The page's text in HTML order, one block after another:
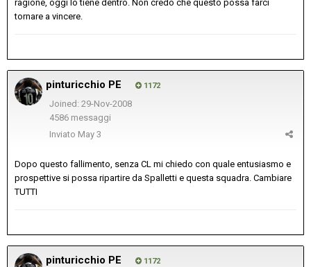
ragione, oggi lo tiene dentro. Non credo che questo possa farci
tornare a vincere.
pinturicchio PE 1172
Joined: 29-Nov-2008
4586 messaggi
Inviato May 3
Dopo questo fallimento, senza CL mi chiedo con quale entusiasmo e
prospettive si possa ripartire da Spalletti e questa squadra. Cambiare
TUTTI
pinturicchio PE 1172